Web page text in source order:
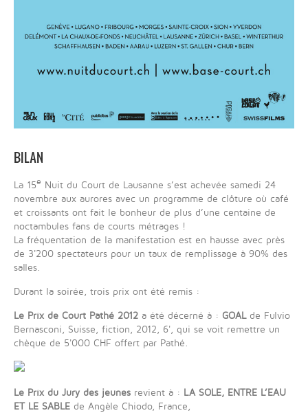
BILAN
La 15e Nuit du Court de Lausanne s’est achevée samedi 24
novembre aux aurores avec un programme de clôture où café
et croissants ont fait le bonheur de plus d’une centaine de
noctambules fans de courts métrages !
La fréquentation de la manifestation est en hausse avec près
de 3'200 spectateurs pour un taux de remplissage à 90% des
salles.
Durant la soirée, trois prix ont été remis :
Le Prix de Court Pathé 2012 a été décerné à : GOALde Fulvio
Bernasconi, Suisse, fiction, 2012, 6', qui se voit remettre un
chèque de 5'000 CHF offert par Pathé.
Le Prix du Jury des jeunes revient à : LA SOLE, ENTRE L’EAU
ET LE SABLE de Angèle Chiodo, France,